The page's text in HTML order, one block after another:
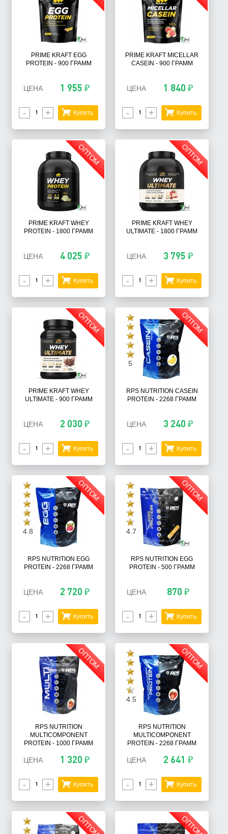
PRIME KRAFT EGG
PROTEIN - 900 ГРАММ
ЦЕНА 1 955 ₽
- + Купить
PRIME KRAFT MICELLAR
CASEIN - 900 ГРАММ
ЦЕНА 1 840 ₽
- + Купить
ОПТОМ
PRIME KRAFT WHEY
PROTEIN - 1800 ГРАММ
ЦЕНА 4 025 ₽
- + Купить
ОПТОМ
PRIME KRAFT WHEY
ULTIMATE - 1800 ГРАММ
ЦЕНА 3 795 ₽
- + Купить
ОПТОМ
PRIME KRAFT WHEY
ULTIMATE - 900 ГРАММ
ЦЕНА 2 030 ₽
- + Купить
ОПТОМ
5
RPS NUTRITION CASEIN
PROTEIN - 2268 ГРАММ
ЦЕНА 3 240 ₽
- + Купить
ОПТОМ
4.8
RPS NUTRITION EGG
PROTEIN - 2268 ГРАММ
ЦЕНА 2 720 ₽
- + Купить
ОПТОМ
4.7
RPS NUTRITION EGG
PROTEIN - 500 ГРАММ
ЦЕНА 870 ₽
- + Купить
ОПТОМ
RPS NUTRITION
MULTICOMPONENT
PROTEIN - 1000 ГРАММ
ЦЕНА 1 320 ₽
- + Купить
ОПТОМ
4.5
RPS NUTRITION
MULTICOMPONENT
PROTEIN - 2268 ГРАММ
ЦЕНА 2 641 ₽
- + Купить
ОПТОМ ОПТОМ